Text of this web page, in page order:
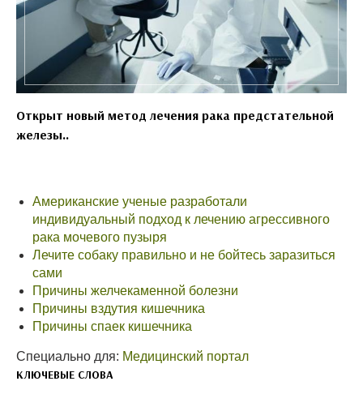
Открыт новый метод лечения рака предстательной
железы..
Американские ученые разработали
индивидуальный подход к лечению агрессивного
рака мочевого пузыря
Лечите собаку правильно и не бойтесь заразиться
сами
Причины желчекаменной болезни
Причины вздутия кишечника
Причины спаек кишечника
Специально для: Медицинский портал
КЛЮЧЕВЫЕ СЛОВА